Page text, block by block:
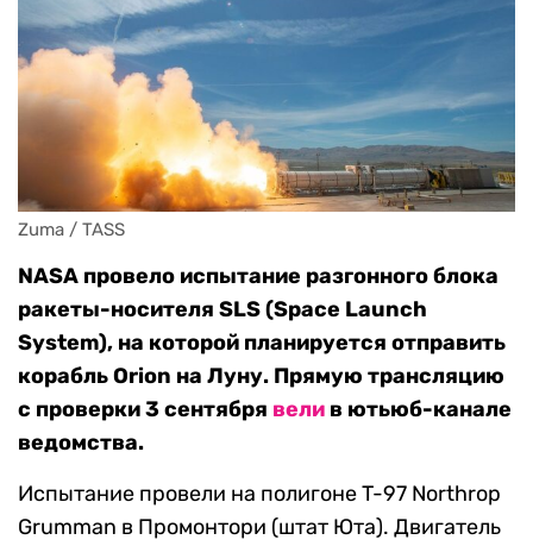
Zuma / TASS
NASA провело испытание разгонного блока
ракеты-носителя SLS (Space Launch
System), на которой планируется отправить
корабль Orion на Луну. Прямую трансляцию
с проверки 3 сентября вели в ютьюб-канале
ведомства.
Испытание провели на полигоне T-97 Northrop
Grumman в Промонтори (штат Юта). Двигатель